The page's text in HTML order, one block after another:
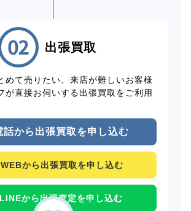
出張買取
めて売りたい、来店が難しいお客様
が直接お伺いする出張買取をご利用
話から出張買取を申し込む
WEBから出張買取を申し込む
LINEから出張査定を申し込む